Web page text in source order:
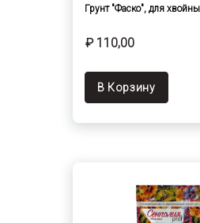
Грунт "Фаско", для
₽ 110,00
В Корзину